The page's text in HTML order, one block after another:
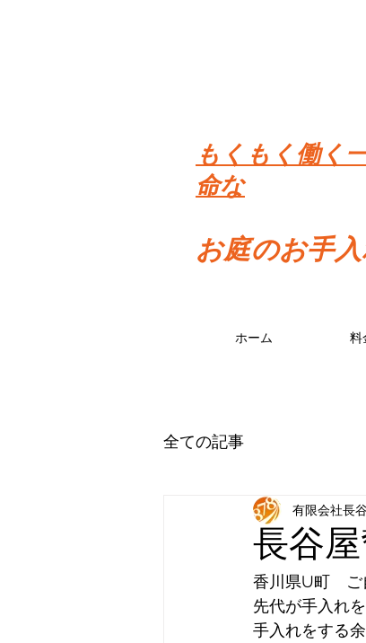
もくもく働く
命な
お庭のお手
ホーム 料
全ての記事
長谷
有限会社長
香川県U町　ご
先代が手入れ
手入れをする